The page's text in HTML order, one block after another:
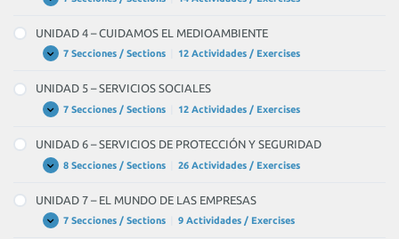
TAREAS
LA
CASA
Expandir
UNIDAD
–
PROBLEMAS
DE
UNIDAD 4 – CUIDAMOS EL MEDIOAMBIENTE
Expandir
UNIDAD
–
CUIDAMOS
EL
MEDIOAMBIENTE
7 Secciones / Sections 12 Actividades / Exercises
UNIDAD 5 – SERVICIOS SOCIALES
Expandir
UNIDAD
–
SERVICIOS
SOCIALES
7 Secciones / Sections 12 Actividades / Exercises
UNIDAD 6 – SERVICIOS DE PROTECCIÓN Y SEGURIDAD
Expandir
UNIDAD
–
SERVICIOS
DE
PROTECCIÓN
8 Secciones / Sections 26 Actividades / Exercises
UNIDAD 7 – EL MUNDO DE LAS EMPRESAS
Expandir
UNIDAD7 Secciones / Sections 9 Actividades / Exercises